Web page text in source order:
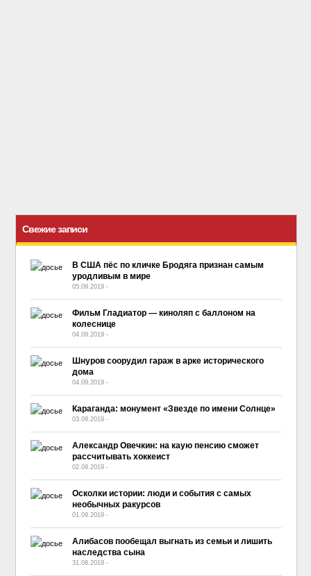
Свежие записи
В США пёс по кличке Бродяга признан самым
уродливым в мире
05.09.2019 -
Фильм Гладиатор — киноляп с баллоном на
колеснице
04.09.2019 -
Шнуров соорудил гараж в арке исторического
дома
04.09.2019 -
Караганда: монумент «Звезде по имени Солнце»
03.09.2019 -
Александр Овечкин: на каую пенсию сможет
рассчитывать хоккеист
02.09.2019 -
Осколки истории: люди и события с самых
необычных ракурсов
01.09.2019 -
Алибасов пообещал выгнать из семьи и лишить
наследства сына
31.08.2019 -